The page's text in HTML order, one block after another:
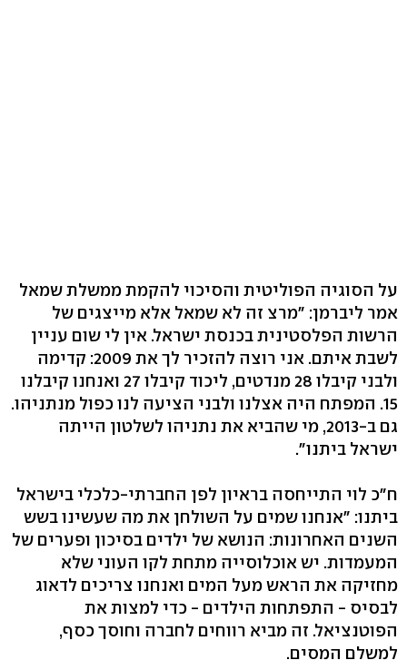
על הסוגיה הפוליטית והסיכוי להקמת ממשלת שמאל
אמר ליברמן: "מרצ זה לא שמאל אלא מייצגים של
הרשות הפלסטינית בכנסת ישראל. אין לי שום עניין
לשבת איתם. אני רוצה להזכיר לך את 2009: קדימה
ולבני קיבלו 28 מנדטים, ליכוד קיבלו 27 ואנחנו קיבלנו
15. המפתח היה אצלנו ולבני הציעה לנו כפול מנתניהו.
גם ב-2013, מי שהביא את נתניהו לשלטון הייתה
ישראל ביתנו".
ח"כ לוי התייחסה בראיון לפן החברתי-כלכלי בישראל
ביתנו: "אנחנו שמים על השולחן את מה שעשינו בשש
השנים האחרונות: הנושא של ילדים בסיכון ופערים של
המעמדות. יש אוכלוסייה מתחת לקו העוני שלא
מחזיקה את הראש מעל המים ואנחנו צריכים לדאוג
לבסיס - התפתחות הילדים - כדי למצות את
הפוטנציאל. זה מביא רווחים לחברה וחוסך כסף,
למשלם המסים.